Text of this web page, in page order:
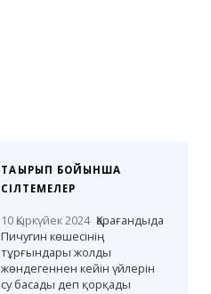
ТАҚЫРЫП БОЙЫНША
СІЛТЕМЕЛЕР
10 Қыркүйек 2024 Қарағандыда
Пичугин көшесінің
тұрғындары жолды
жөндегеннен кейін үйлерін
су басады деп қорқады